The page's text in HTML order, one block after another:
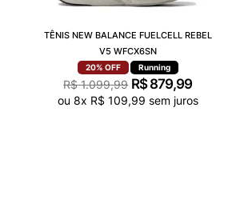
TÊNIS NEW BALANCE FUELCELL REBEL
V5 WFCX6SN
20% OFF Running
R$ 1.099,99 R$879,99
ou 8x R$ 109,99 sem juros